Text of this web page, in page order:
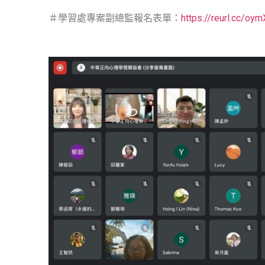
＃學習處專案副總監報名表單： https://reurl.cc/